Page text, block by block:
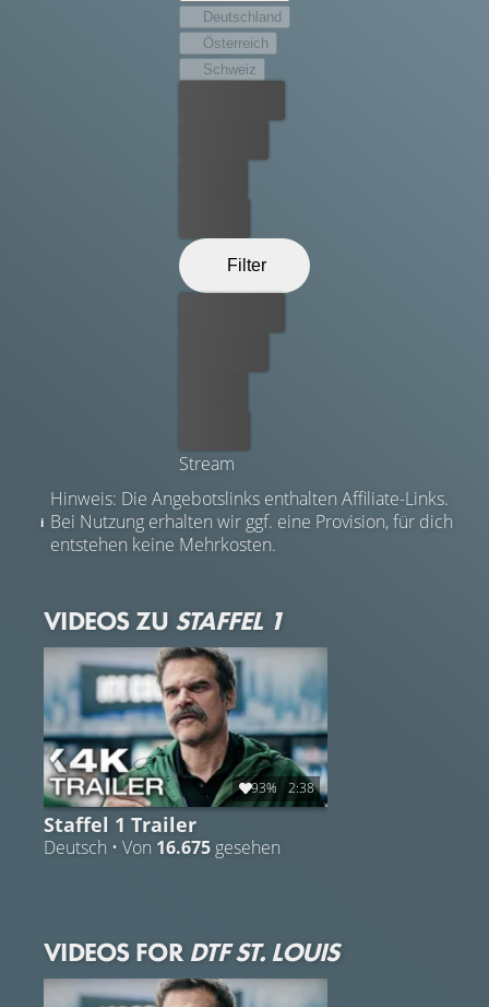
Deutschland
Österreich
Schweiz
Filter
Stream
Hinweis: Die Angebotslinks enthalten Affiliate-Links.
Bei Nutzung erhalten wir ggf. eine Provision, für dich
entstehen keine Mehrkosten.
VIDEOS ZU STAFFEL 1
93% 2:38
Staffel 1 Trailer
Deutsch • Von 16.675 gesehen
VIDEOS FOR DTF ST. LOUIS